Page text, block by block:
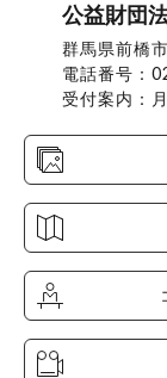
公益財団
群馬県前橋
電話番号：
受付案内：